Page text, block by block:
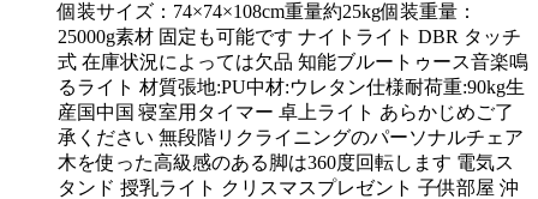
個装サイズ：74×74×108cm重量約25kg個装重量：
25000g素材 固定も可能です ナイトライト DBR タッチ
式 在庫状況によっては欠品 知能ブルートゥース音楽鳴
るライト 材質張地:PU中材:ウレタン仕様耐荷重:90kg生
産国中国 寝室用タイマー 卓上ライト あらかじめご了
承ください 無段階リクライニングのパーソナルチェア
木を使った高級感のある脚は360度回転します 電気ス
タンド 授乳ライト クリスマスプレゼント 子供部屋 沖